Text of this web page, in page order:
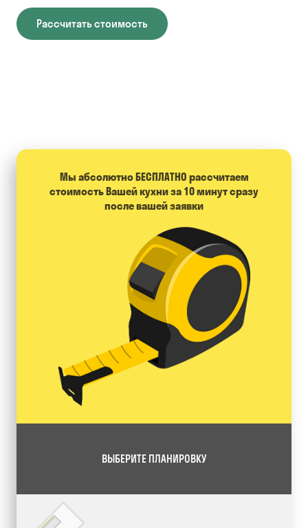
Рассчитать стоимость
Мы абсолютно БЕСПЛАТНО расcчитаем
стоимость Вашей кухни за 10 минут сразу
после вашей заявки
ВЫБЕРИТЕ ПЛАНИРОВКУ